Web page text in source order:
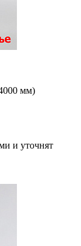
мм)
и уточнят